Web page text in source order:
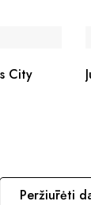
City
Peržiūrėti